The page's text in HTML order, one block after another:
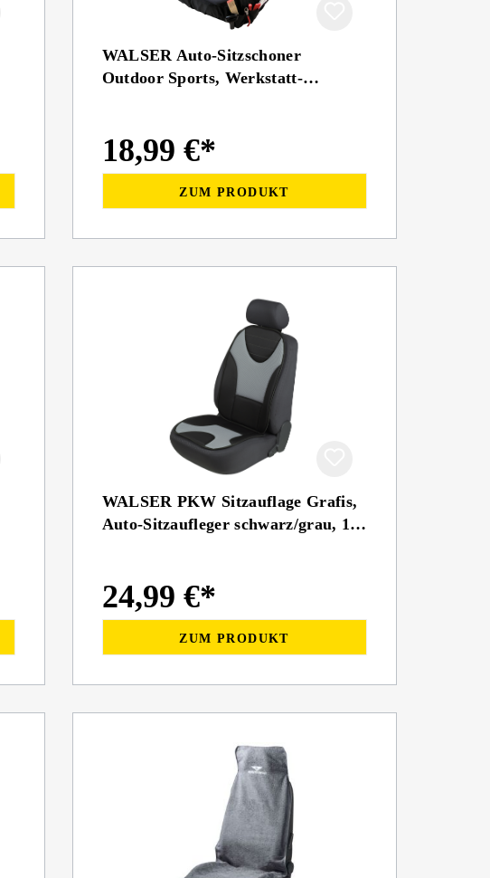
WALSER Auto-Sitzschoner
Outdoor Sports, Werkstatt-
18,99 €*
ZUM PRODUKT
WALSER PKW Sitzauflage Grafis,
Auto-Sitzaufleger schwarz/grau, 1
24,99 €*
ZUM PRODUKT